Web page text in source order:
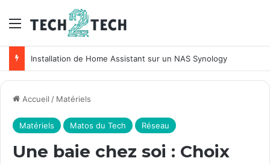
Menu
Installation de Home Assistant sur un NAS Synology
Accueil / Matériels
Matériels Matos du Tech Réseau
Une baie chez soi : Choix